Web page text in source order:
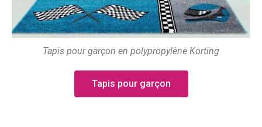
Tapis pour garçon en polypropylène Korting
Tapis pour garçon